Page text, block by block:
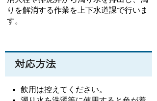
りを解消する作業を上下水道課で行いま
す。
対応方法
飲用は控えてください。